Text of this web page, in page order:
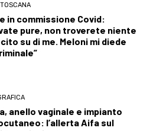
in commissione Covid:
pure, non troverete niente
su di me. Meloni mi diede
anello vaginale e impianto
l’allerta Aifa sul